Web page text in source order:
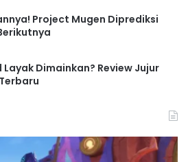
Project Mugen Diprediksi
Dimainkan? Review Jujur